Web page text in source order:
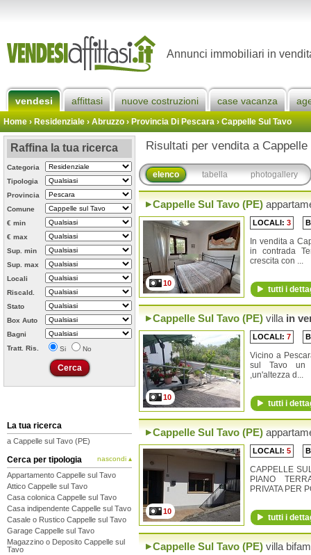
Annunci immobiliari in
vendesi affittasi nuove costruzioni case vacanza
Home› Residenziale › Abruzzo ›Provincia Di Pescara›Cappelle Sul Tavo
Raffina la tua ricerca
Categoria
Tipologia
Provincia
Comune
€ min
€ max
Sup. min
Sup. max
Locali
Riscald.
Stato
Box Auto
Bagni
Tratt. Ris.
Si No
La tua ricerca
a Cappelle sul Tavo (PE)
Cerca per tipologia nascondi ▴
Appartamento Cappelle sul Tavo
Attico Cappelle sul Tavo
Casa colonica Cappelle sul Tavo
Casa indipendente Cappelle sul Tavo
Casale o Rustico Cappelle sul Tavo
Garage Cappelle sul Tavo
Magazzino o Deposito Cappelle sul
Tavo
Risultati per vendita a
elenco tabella photogallery
Cappelle Sul Tavo (PE)
LOCALI: 3
In vendita a
in contrada
crescita con ...
10
tutti i
Cappelle Sul Tavo (PE) villa in
LOCALI: 7
Vicino a
sul Tavo un
,un'altezza d...
10
tutti i
Cappelle Sul Tavo (PE)
LOCALI: 5
CAPPELLE
PIANO
PRIVATA PER
10
tutti i
Cappelle Sul Tavo (PE) villa